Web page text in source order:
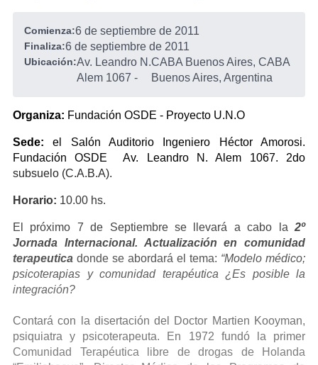
Comienza:6 de septiembre de 2011
Finaliza:6 de septiembre de 2011
Ubicación:Av. Leandro N.
Alem 1067 -
CABA Buenos Aires, CABA
Buenos Aires, Argentina
Organiza: Fundación OSDE - Proyecto U.N.O
Sede:el Salón Auditorio Ingeniero Héctor Amorosi.
Fundación OSDE Av. Leandro N. Alem 1067. 2do
subsuelo (C.A.B.A).
Horario: 10.00 hs.
El próximo 7 de Septiembre se llevará a cabo la 2º
Jornada Internacional. Actualización en comunidad
terapeutica donde se abordará el tema: “Modelo médico;
psicoterapias y comunidad terapéutica ¿Es posible la
integración?
Contará con la disertación del Doctor Martien Kooyman,
psiquiatra y psicoterapeuta. En 1972 fundó la primer
Comunidad Terapéutica libre de drogas de Holanda